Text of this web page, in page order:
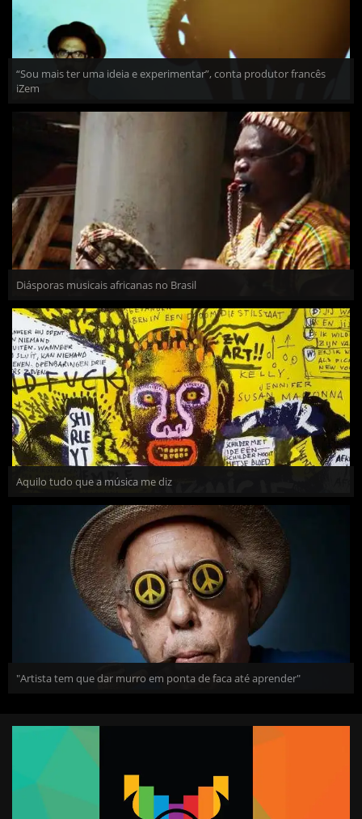
“Sou mais ter uma ideia e experimentar”, conta produtor francês
iZem
Diásporas musicais africanas no Brasil
Aquilo tudo que a música me diz
"Artista tem que dar murro em ponta de faca até aprender"